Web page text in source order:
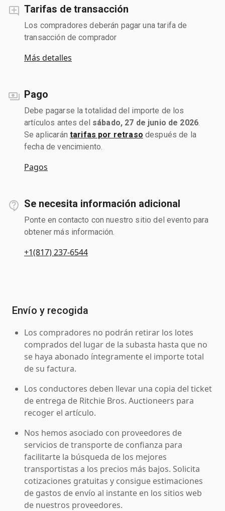
Tarifas de transacción
Los compradores deberán pagar una tarifa de
transacción de comprador
Más detalles
Pago
Debe pagarse la totalidad del importe de los
artículos antes del sábado, 27 de junio de 2026
Se aplicarán tarifas por retraso después de la
fecha de vencimiento.
Pagos
Se necesita información adicional
Ponte en contacto con nuestro sitio del evento para
obtener más información.
+1(817) 237-6544
Envío y recogida
Los compradores no podrán retirar los lotes
comprados del lugar de la subasta hasta que no
se haya abonado íntegramente el importe total
de su factura.
Los conductores deben llevar una copia del ticket
de entrega de Ritchie Bros. Auctioneers para
recoger el artículo.
Nos hemos asociado con proveedores de
servicios de transporte de confianza para
facilitarte la búsqueda de los mejores
transportistas a los precios más bajos. Solicita
cotizaciones gratuitas y consigue estimaciones
de gastos de envío al instante en los sitios web
de nuestros proveedores.